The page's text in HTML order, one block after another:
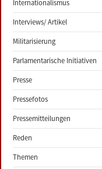
Internationalismus
Interviews/ Artikel
Militarisierung
Parlamentarische Initiativen
Presse
Pressefotos
Pressemitteilungen
Reden
Themen